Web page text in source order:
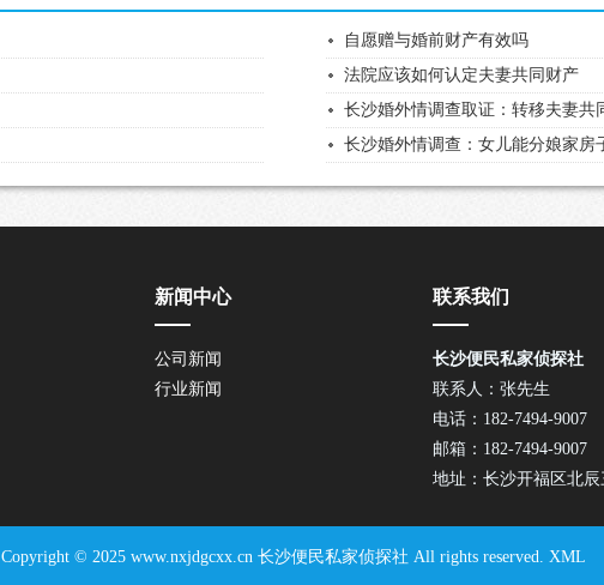
自愿赠与婚前财产有效吗
法院应该如何认定夫妻共同财产
长沙婚外情调查取证：转移夫妻共
长沙婚外情调查：女儿能分娘家房
新闻中心
公司新闻
行业新闻
联系我们
长沙便民私家侦探社
联系人：张先生
电话：182-7494-9007
邮箱：182-7494-9007
地址：长沙开福区北辰
Copyright © 2025 www.nxjdgcxx.cn 长沙便民私家侦探社 All rights reserved. XML